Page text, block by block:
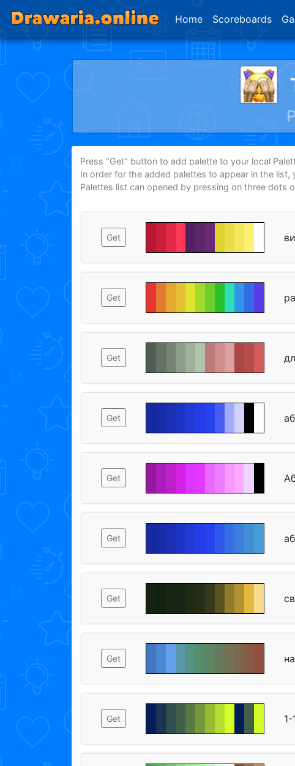
Home Scoreboards
Press "Get" button to add palette to your local
In order for the added palettes to appear in the
Palettes list can opened by pressing on three
Get
Get
Get
Get
Get
Get
Get
Get
Get 1-